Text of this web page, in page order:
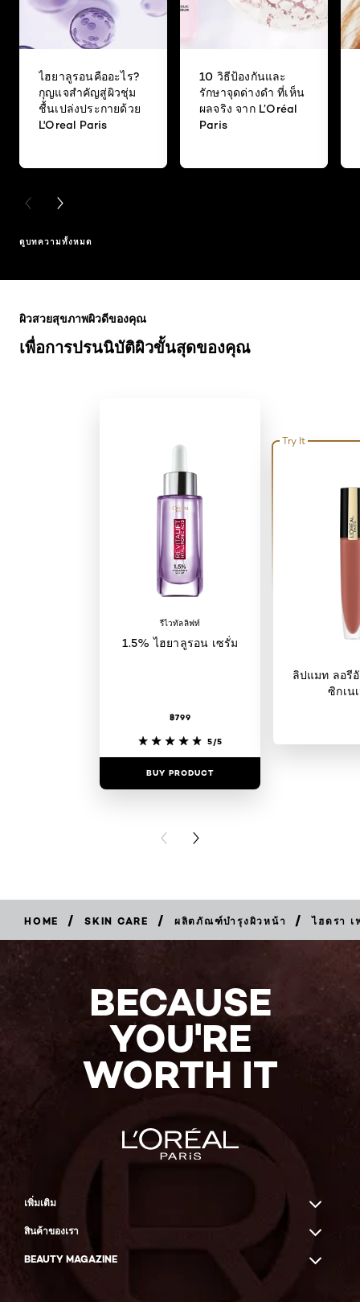
ไฮยาลูรอนคืออะไร?
กุญแจสำคัญสู่ผิวชุ่ม
ชื้นเปล่งประกายด้วย
L'Oreal Paris
10 วิธีป้องกันและ
รักษาจุดด่างดำ ที่เห็น
ผลจริง จาก L’Oréal
Paris
PREVIOUS CARD
NEXT CARD
ดูบทความทั้งหมด
เพื่อการปรนนิบัติผิวขั้นสุดของคุณ
ผิวสวยสุขภาพผิวดีของคุณ
รีไวทัลลิฟท์
1.5% ไฮยาลูรอน เซรั่ม
฿799
5/5
BUY PRODUCT
Try It
ลิปแมท ลอรี
ซิกเน
PREVIOUS CARD
NEXT CARD
HOME / SKIN CARE / ผลิตภัณฑ์บำรุงผิวหน้า / ไฮดรา เ
NOW
BECAUSE
YOU'RE
WORTH IT
เพิ่มเติม
สินค้าของเรา
BEAUTY MAGAZINE